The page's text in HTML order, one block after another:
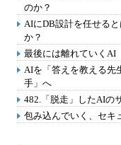
のか？
AIにDB設計を任せる
か？
最後には離れていくAI
AIを「答えを教える先
手」へ
482.「脱走」したAIの
包み込んでいく、セキ